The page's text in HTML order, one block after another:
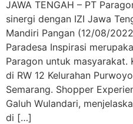
JAWA TENGAH – PT
sinergi dengan IZI Jawa
Mandiri Pangan (12/08/
Paradesa Inspirasi
Paragon untuk
di RW 12 Kelurahan
Semarang. Shopper
Galuh Wulandari,
di […]